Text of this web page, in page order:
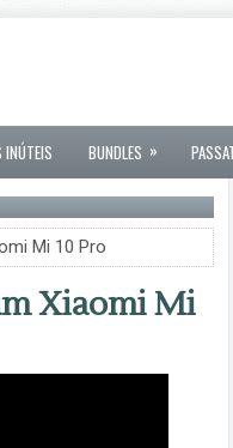
INÚTEIS BUNDLES »
Mi 10 Pro
Xiaomi Mi